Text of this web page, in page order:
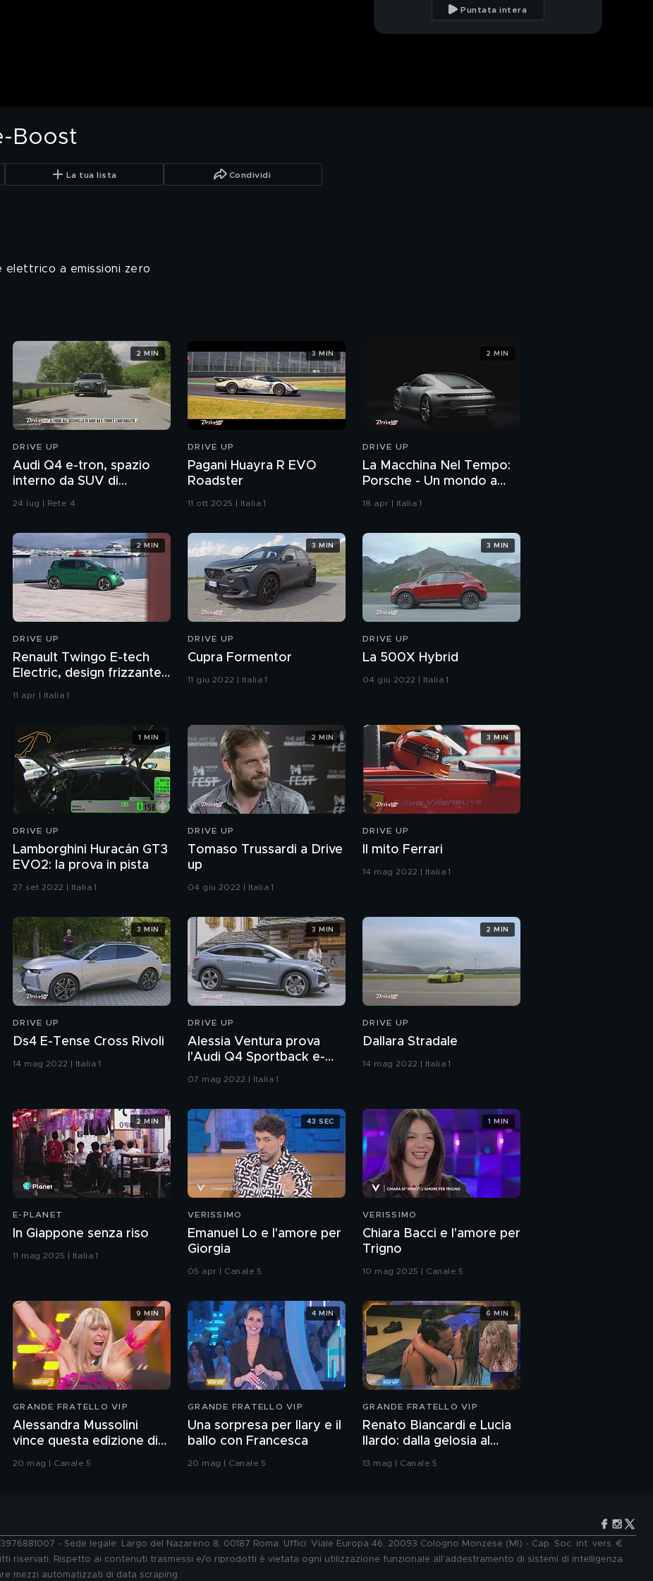
Puntata intera
Boost
La tua lista Condividi
elettrico a emissioni zero
DRIVE UP
Audi Q4 e-tron, spazio
interno da SUV di
segmento superiore e
24 lug | Rete 4
2 MIN
DRIVE UP
Pagani Huayra R EVO
Roadster
11 ott 2025 | Italia 1
3 MIN
DRIVE UP
La Macchina Nel Tempo:
Porsche - Un mondo a
parte
18 apr | Italia 1
2 MIN
DRIVE UP
Renault Twingo E-tech
Electric, design frizzante
e forme arrotondate
11 apr | Italia 1
2 MIN
DRIVE UP
Cupra Formentor
11 giu 2022 | Italia 1
3 MIN
DRIVE UP
La 500X Hybrid
04 giu 2022 | Italia 1
3 MIN
DRIVE UP
Lamborghini Huracán GT3
EVO2: la prova in pista
27 set 2022 | Italia 1
1 MIN
DRIVE UP
Tomaso Trussardi a Drive
up
04 giu 2022 | Italia 1
2 MIN
DRIVE UP
Il mito Ferrari
14 mag 2022 | Italia 1
3 MIN
DRIVE UP
Ds4 E-Tense Cross Rivoli
14 mag 2022 | Italia 1
3 MIN
DRIVE UP
Alessia Ventura prova
l'Audi Q4 Sportback e-
07 mag 2022 | Italia 1
3 MIN
DRIVE UP
Dallara Stradale
14 mag 2022 | Italia 1
2 MIN
E-PLANET
In Giappone senza riso
11 mag 2025 | Italia 1
2 MIN
VERISSIMO
Emanuel Lo e l'amore per
Giorgia
05 apr | Canale 5
43 SEC
VERISSIMO
Chiara Bacci e l'amore per
Trigno
10 mag 2025 | Canale 5
1 MIN
GRANDE FRATELLO VIP
Alessandra Mussolini
vince questa edizione di
Grande Fratello VIP
20 mag | Canale 5
9 MIN
GRANDE FRATELLO VIP
Una sorpresa per Ilary e il
ballo con Francesca
20 mag | Canale 5
4 MIN
GRANDE FRATELLO VIP
Renato Biancardi e Lucia
Ilardo: dalla gelosia al
13 mag | Canale 5
6 MIN
- Sede legale: Largo del Nazareno 8, 00187 Roma. Uffici: Viale Europa 46, 20093 Cologno Monzese (MI) - Cap. Soc. int. vers. €
riservati. Rispetto ai contenuti trasmessi e/o riprodotti è vietata ogni utilizzazione funzionale all'addestramento di sistemi di intelligenza
mezzi automatizzati di data scraping.